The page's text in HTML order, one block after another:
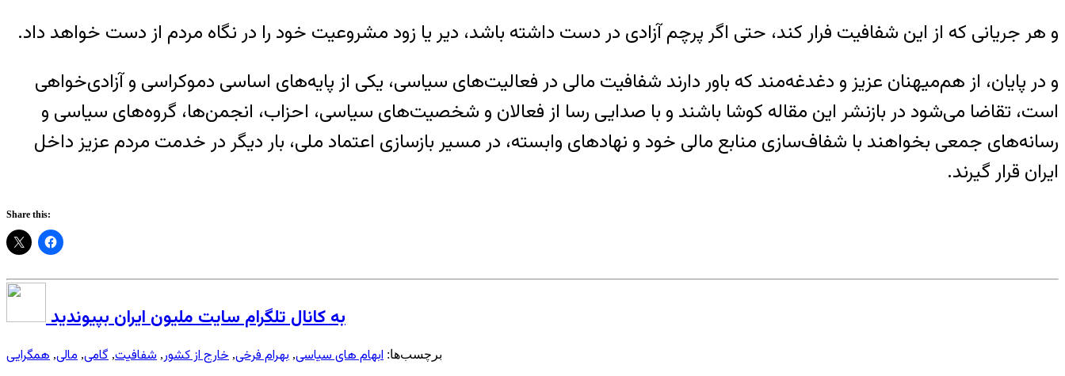
و هر جریانی که از این شفافیت فرار کند، حتی اگر پرچم آزادی در دست داشته باشد، دیر یا زود مشروعیت خود را در نگاه مردم از دست خواهد داد.
و در پایان، از هم‌میهنان عزیز و دغدغه‌مند که باور دارند شفافیت مالی در فعالیت‌های سیاسی، یکی از پایه‌های اساسی دموکراسی و آزادی‌خواهی
است، تقاضا می‌شود در بازنشر این مقاله کوشا باشند و با صدایی رسا از فعالان و شخصیت‌های سیاسی، احزاب، انجمن‌ها، گروه‌های سیاسی و
رسانه‌های جمعی بخواهند با شفاف‌سازی منابع مالی خود و نهادهای وابسته، در مسیر بازسازی اعتماد ملی، بار دیگر در خدمت مردم عزیز داخل
ایران قرار گیرند.
Share this:
به کانال تلگرام سایت ملیون ایران بپیوندید
برچسب‌ها: ابهام های سیاسی, بهرام فرخی, خارج از کشور, شفافیت, گامی, مالی, همگرایی